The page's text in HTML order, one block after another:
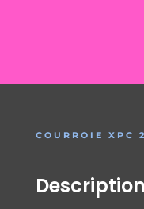
COURROIE XPC